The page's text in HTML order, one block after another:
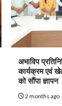
अभाविप
कार्यक्रम एवं
को सौंपा ज्ञापन
2 months ago